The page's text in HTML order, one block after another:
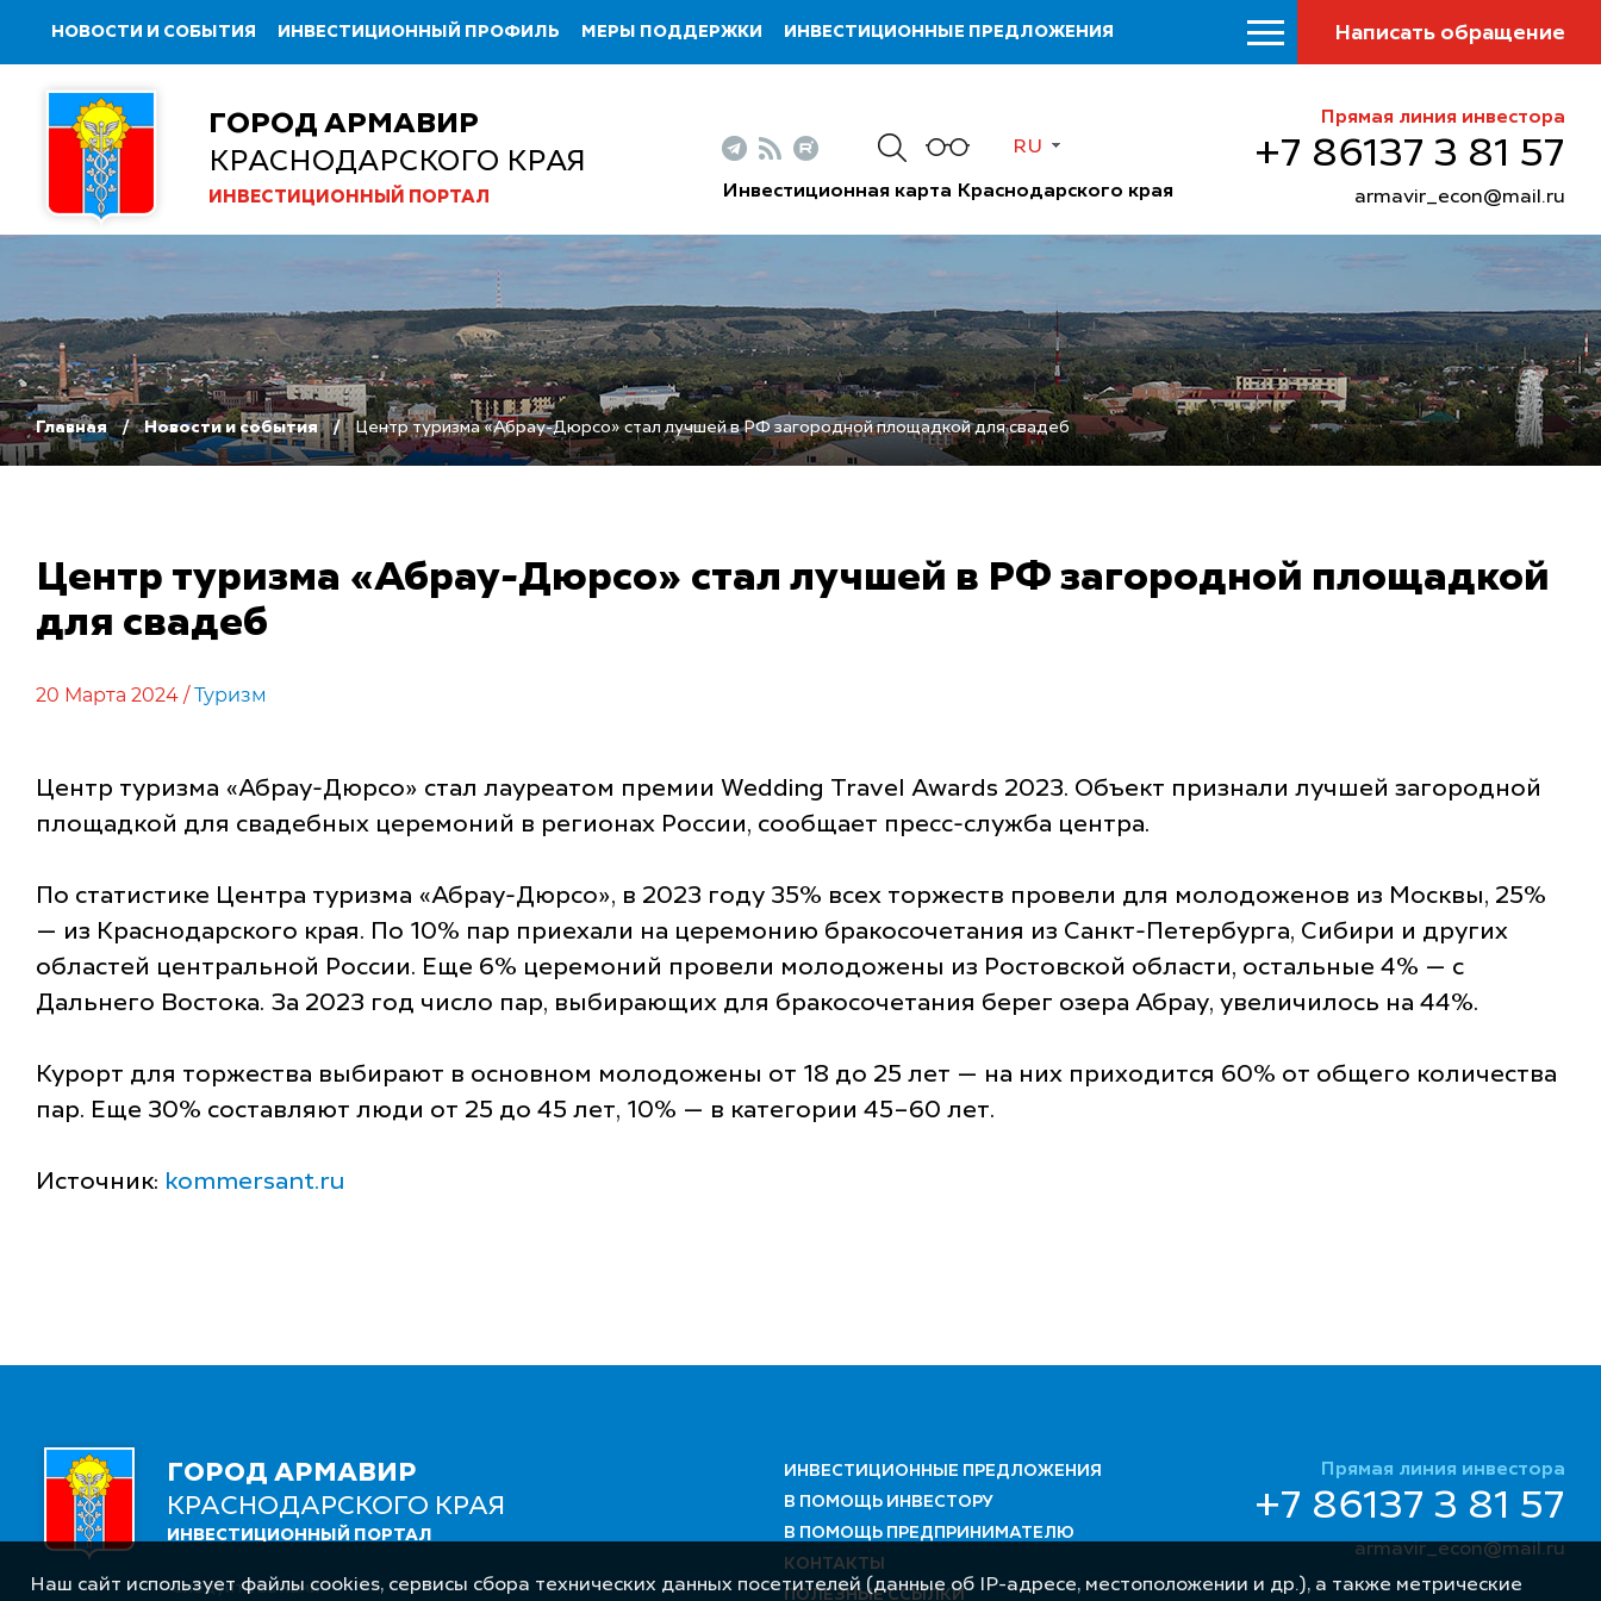
НОВОСТИ И СОБЫТИЯ ИНВЕСТИЦИОННЫЙ ПРОФИЛЬ МЕРЫ ПОДДЕРЖКИ ИНВЕСТИЦИОННЫЕ ПРЕДЛОЖЕНИЯ Написать обращение
ГОРОД АРМАВИР
КРАСНОДАРСКОГО КРАЯ
ИНВЕСТИЦИОННЫЙ ПОРТАЛ
RU
Инвестиционная карта Краснодарского края
Прямая линия инвестора
+7 86137 3 81 57
armavir_econ@mail.ru
Главная Новости и события Центр туризма «Абрау-Дюрсо» стал лучшей в РФ загородной площадкой для свадеб
Центр туризма «Абрау-Дюрсо» стал лучшей в РФ загородной площадкой
для свадеб
20 Марта 2024 / Туризм
Центр туризма «Абрау-Дюрсо» стал лауреатом премии Wedding Travel Awards 2023. Объект признали лучшей загородной
площадкой для свадебных церемоний в регионах России, сообщает пресс-служба центра.
По статистике Центра туризма «Абрау-Дюрсо», в 2023 году 35% всех торжеств провели для молодоженов из Москвы, 25%
— из Краснодарского края. По 10% пар приехали на церемонию бракосочетания из Санкт-Петербурга, Сибири и других
областей центральной России. Еще 6% церемоний провели молодожены из Ростовской области, остальные 4% — с
Дальнего Востока. За 2023 год число пар, выбирающих для бракосочетания берег озера Абрау, увеличилось на 44%.
Курорт для торжества выбирают в основном молодожены от 18 до 25 лет — на них приходится 60% от общего количества
пар. Еще 30% составляют люди от 25 до 45 лет, 10% — в категории 45–60 лет.
Источник: kommersant.ru
ГОРОД АРМАВИР
КРАСНОДАРСКОГО КРАЯ
ИНВЕСТИЦИОННЫЙ ПОРТАЛ
Следуйте за нами
ИНВЕСТИЦИОННЫЕ ПРЕДЛОЖЕНИЯ
В ПОМОЩЬ ИНВЕСТОРУ
В ПОМОЩЬ ПРЕДПРИНИМАТЕЛЮ
КОНТАКТЫ
ПОЛЕЗНЫЕ ССЫЛКИ
Прямая линия инвестора
+7 86137 3 81 57
armavir_econ@mail.ru
Наш сайт использует файлы cookies, сервисы сбора технических данных посетителей (данные об IP-адресе, местоположении и др.), а также метрические